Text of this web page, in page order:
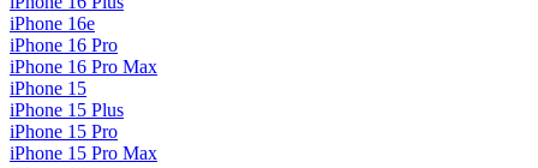
iPhone 16e
iPhone 16 Pro
iPhone 16 Pro Max
iPhone 15
iPhone 15 Plus
iPhone 15 Pro
iPhone 15 Pro Max